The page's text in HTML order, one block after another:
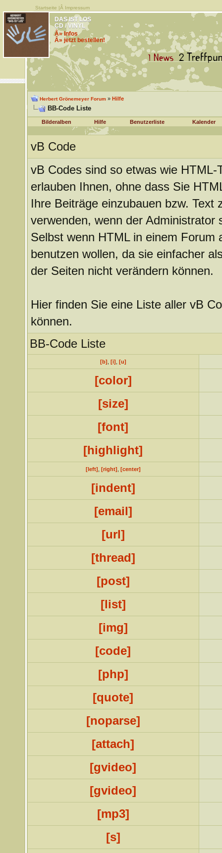
Startseite |Â Impressum
DAS IST LOS
CD / VINYL
Â» Infos
Â» jetzt bestellen!
Herbert Grönemeyer Forum» Hilfe
BB-Code Liste
Bilderalben Hilfe Benutzerliste Kalender
vB Code
vB Codes sind so etwas wie
erlauben Ihnen, ohne dass Sie
Ihre Beiträge einzubauen bzw.
verwenden, wenn der
Selbst wenn HTML in einem
benutzen wollen, da sie einfacher
der Seiten nicht verändern können.
Hier finden Sie eine Liste aller vB
können.
BB-Code Liste
[b] [i] [u]
[color]
[size]
[font]
[highlight]
[left] [right] [center]
[indent]
[email]
[url]
[thread]
[post]
[list]
[img]
[code]
[php]
[quote]
[noparse]
[attach]
[gvideo]
[gvideo]
[mp3]
[s]